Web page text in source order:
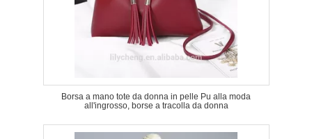
Borsa a mano tote da donna in pelle Pu alla moda
all'ingrosso, borse a tracolla da donna